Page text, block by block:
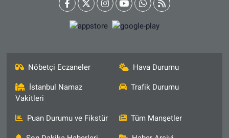
Nöbetçi Eczaneler Hava Durumu
İstanbul Namaz
Vakitleri
Trafik Durumu
Puan Durumu ve Fikstür Tüm Manşetler